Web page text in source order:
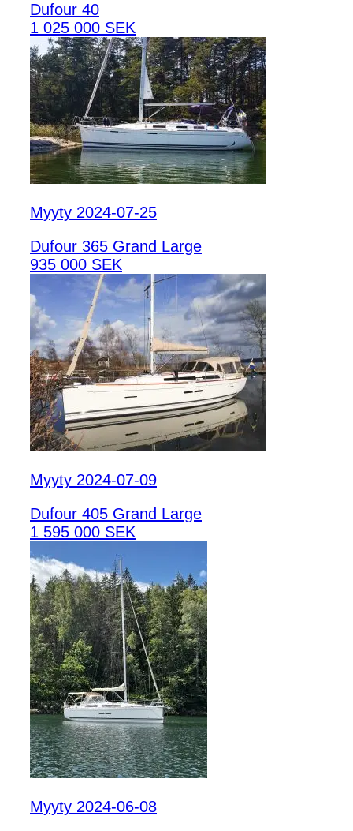
Dufour 40
1 025 000 SEK
Myyty 2024-07-25
Dufour 365 Grand Large
935 000 SEK
Myyty 2024-07-09
Dufour 405 Grand Large
1 595 000 SEK
Myyty 2024-06-08